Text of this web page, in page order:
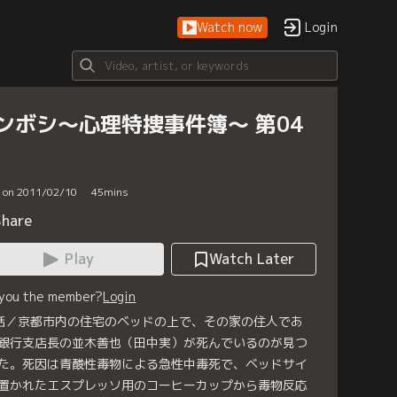
Watch now Login
ボシ～心理特捜事件簿～ 第04
2011/02/10 45mins
Play
Watch Later
the member?Login
／京都市内の住宅のベッドの上で、その家の住人であ
行支店長の並木善也（田中実）が死んでいるのが見つ
。死因は青酸性毒物による急性中毒死で、ベッドサイ
かれたエスプレッソ用のコーヒーカップから毒物反応